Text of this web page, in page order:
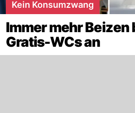
Kein Konsumzwang
Immer mehr Beizen
Gratis-WCs an